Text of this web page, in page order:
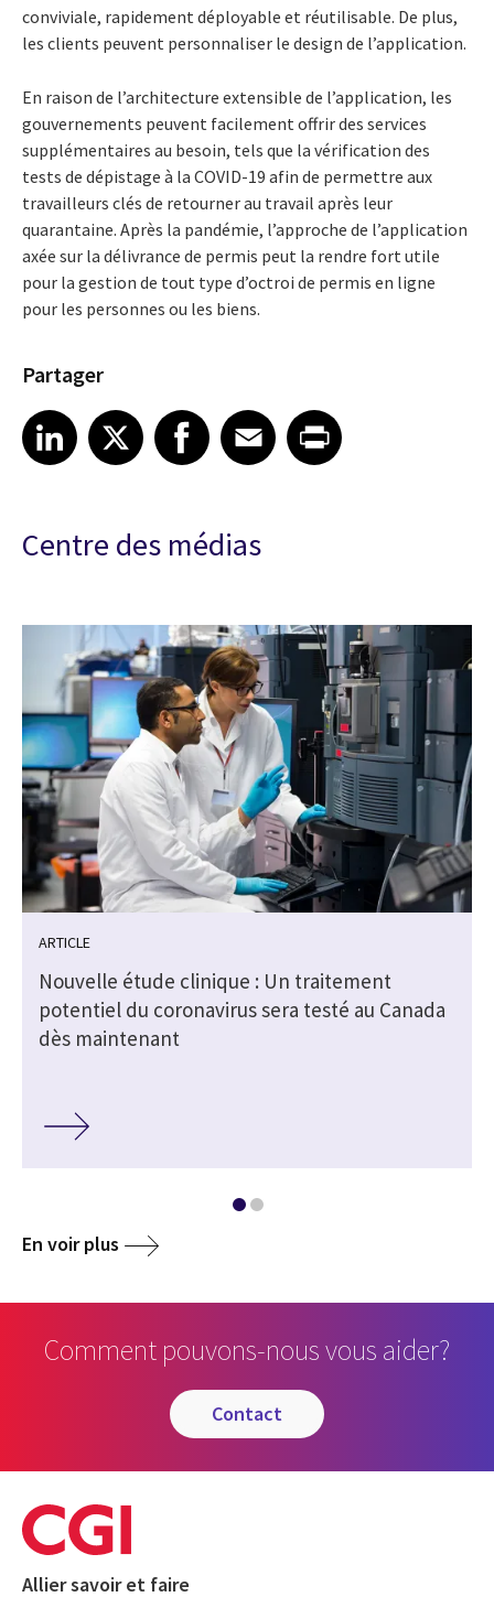
conviviale, rapidement déployable et réutilisable. De plus,
les clients peuvent personnaliser le design de l’application.
En raison de l’architecture extensible de l’application, les
gouvernements peuvent facilement offrir des services
supplémentaires au besoin, tels que la vérification des
tests de dépistage à la COVID-19 afin de permettre aux
travailleurs clés de retourner au travail après leur
quarantaine. Après la pandémie, l’approche de l’application
axée sur la délivrance de permis peut la rendre fort utile
pour la gestion de tout type d’octroi de permis en ligne
pour les personnes ou les biens.
Partager
Share article on LinkedIn
LinkedIn
Share article on XShare article on Facebook
Facebook
Share article on Email
EmailShare article on Print
Centre des médias
ARTICLE
Nouvelle étude clinique : Un traitement
potentiel du coronavirus sera testé au Canada
dès maintenant
En voir plus
Comment pouvons-nous vous aider?
contact
Allier savoir et faire